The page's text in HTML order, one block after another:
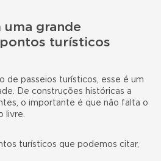
uma grande
turísticos
de passeios turísticos, esse é um
De construções históricas a
o importante é que não falta o
livre.
turísticos que podemos citar,